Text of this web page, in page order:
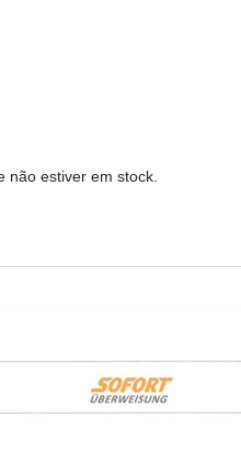
não estiver em stock.